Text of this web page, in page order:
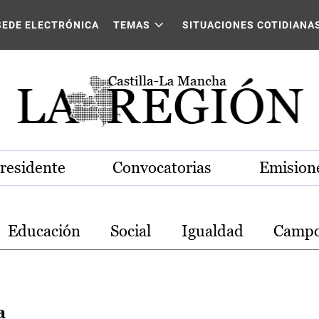
La Mancha
ELECTRÓNICA TEMAS SITUACIONES
Convocatorias
Educación Social Igualdad